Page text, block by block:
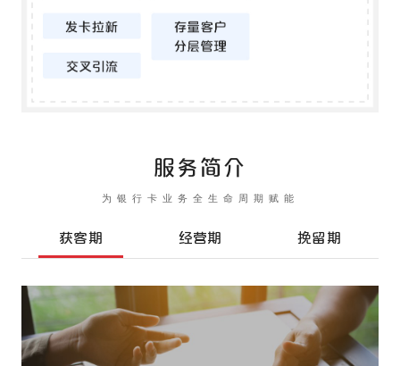
服务简介
为银行卡业务全生命周期赋能
获客期 经营期 挽留期